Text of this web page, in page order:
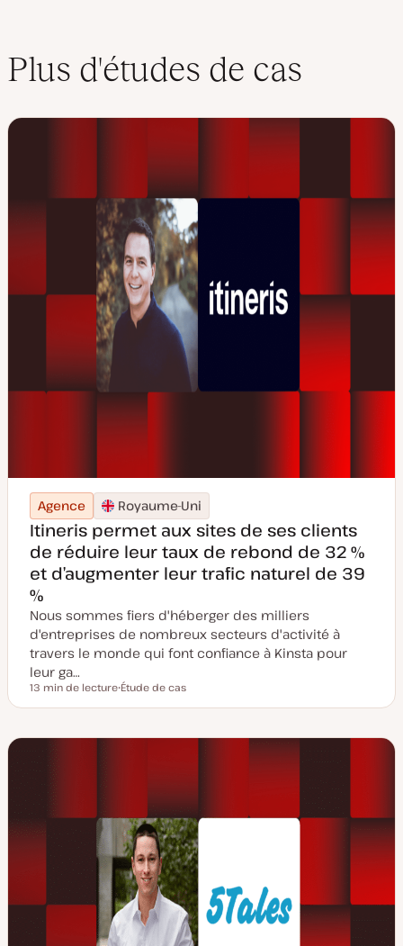
Plus d'études de cas
Agence Royaume-Uni
Itineris permet aux sites de ses clients
de réduire leur taux de rebond de 32 %
et d’augmenter leur trafic naturel de 39
%
Nous sommes fiers d'héberger des milliers
d'entreprises de nombreux secteurs d'activité à
travers le monde qui font confiance à Kinsta pour
leur ga…
Temps de lecture
13 min de lecture
y
i
c
a
i
o
n
Étude de cas